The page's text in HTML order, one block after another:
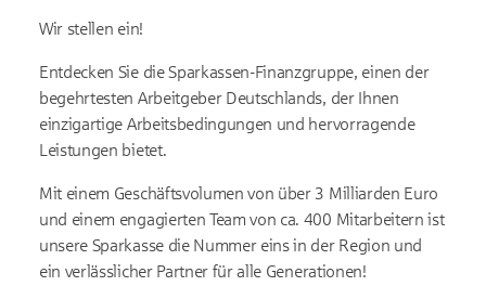
Wir stellen ein!
Entdecken Sie die Sparkassen-Finanzgruppe, einen der
begehrtesten Arbeitgeber Deutschlands, der Ihnen
einzigartige Arbeitsbedingungen und hervorragende
Leistungen bietet.
Mit einem Geschäftsvolumen von über 3 Milliarden Euro
und einem engagierten Team von ca. 400 Mitarbeitern ist
unsere Sparkasse die Nummer eins in der Region und
ein verlässlicher Partner für alle Generationen!